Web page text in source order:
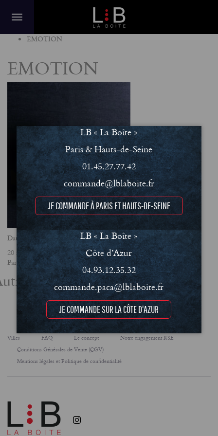
EMOTION
EMOTION
Date
20 mars 2025
Partager
actualités
Villes FAQ Le concept
Notre engagement RSE
Conditions Générales de Vente (CGV)
Mentions légales et Politique de confidentialité
LB « La Boîte »
Paris & Hauts-de-Seine
01.45.27.77.42
commande@lblaboite.fr
JE COMMANDE À PARIS ET HAUTS-DE-SEINE
LB « La Boîte »
Côte d’Azur
04.93.12.35.32
commande.paca@lblaboite.fr
JE COMMANDE SUR LA CÔTE D'AZUR